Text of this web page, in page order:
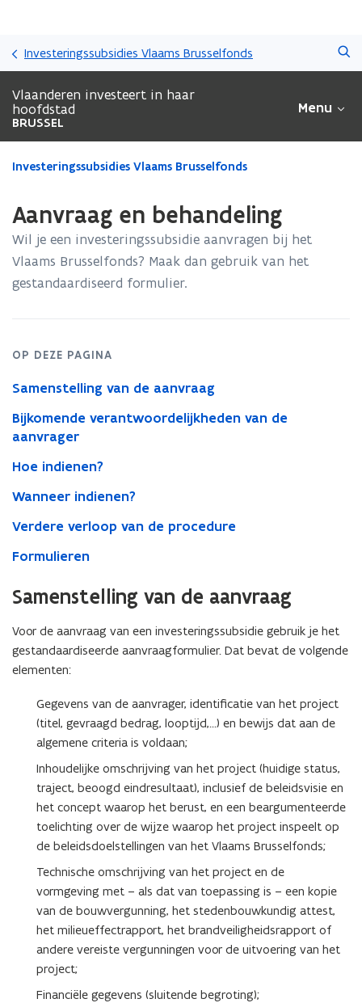
naar
inhoud
Investeringssubsidies Vlaams Brusselfonds
Vlaanderen investeert in haar
hoofdstad
BRUSSEL
Menu
Gedaan
bevindt
op:
Aanvraag
Investeringssubsidies Vlaams Brusselfonds
Aanvraag en behandeling
Wil je een investeringssubsidie aanvragen bij het
Vlaams Brusselfonds? Maak dan gebruik van het
gestandaardiseerd formulier.
OP DEZE PAGINA
Samenstelling van de aanvraag
Bijkomende verantwoordelijkheden van de
aanvrager
Hoe indienen?
Wanneer indienen?
Verdere verloop van de procedure
Formulieren
Samenstelling van de aanvraag
Voor de aanvraag van een investeringssubsidie gebruik je het
gestandaardiseerde aanvraagformulier. Dat bevat de volgende
elementen:
Gegevens van de aanvrager, identificatie van het project
(titel, gevraagd bedrag, looptijd,…) en bewijs dat aan de
algemene criteria is voldaan;
Inhoudelijke omschrijving van het project (huidige status,
traject, beoogd eindresultaat), inclusief de beleidsvisie en
het concept waarop het berust, en een beargumenteerde
toelichting over de wijze waarop het project inspeelt op
de beleidsdoelstellingen van het Vlaams Brusselfonds;
Technische omschrijving van het project en de
vormgeving met – als dat van toepassing is – een kopie
van de bouwvergunning, het stedenbouwkundig attest,
het milieueffectrapport, het brandveiligheidsrapport of
andere vereiste vergunningen voor de uitvoering van het
project;
Financiële gegevens (sluitende begroting);